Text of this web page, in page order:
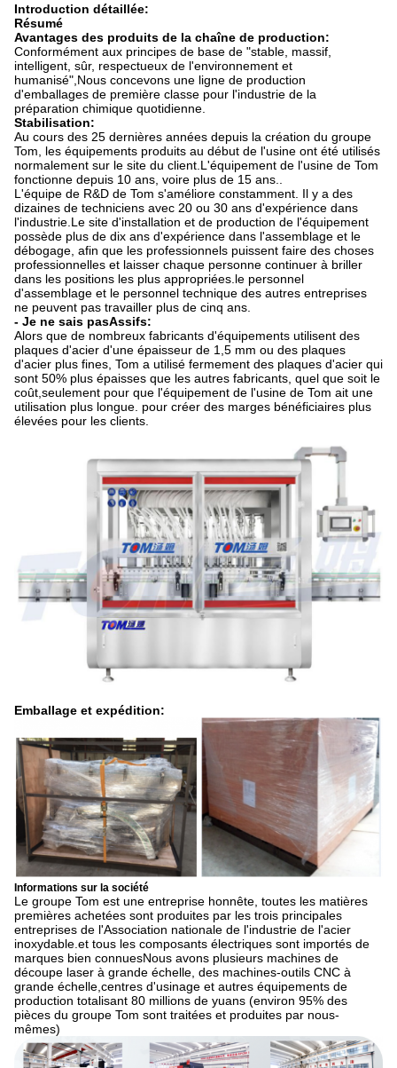
Introduction détaillée:
Résumé
Avantages des produits de la chaîne de production:
Conformément aux principes de base de "stable, massif,
intelligent, sûr, respectueux de l'environnement et
humanisé",Nous concevons une ligne de production
d'emballages de première classe pour l'industrie de la
préparation chimique quotidienne.
Stabilisation:
Au cours des 25 dernières années depuis la création du groupe
Tom, les équipements produits au début de l'usine ont été utilisés
normalement sur le site du client.L'équipement de l'usine de Tom
fonctionne depuis 10 ans, voire plus de 15 ans..
L'équipe de R&D de Tom s'améliore constamment. Il y a des
dizaines de techniciens avec 20 ou 30 ans d'expérience dans
l'industrie.Le site d'installation et de production de l'équipement
possède plus de dix ans d'expérience dans l'assemblage et le
débogage, afin que les professionnels puissent faire des choses
professionnelles et laisser chaque personne continuer à briller
dans les positions les plus appropriées.le personnel
d'assemblage et le personnel technique des autres entreprises
ne peuvent pas travailler plus de cinq ans.
- Je ne sais pasAssifs:
Alors que de nombreux fabricants d'équipements utilisent des
plaques d'acier d'une épaisseur de 1,5 mm ou des plaques
d'acier plus fines, Tom a utilisé fermement des plaques d'acier qui
sont 50% plus épaisses que les autres fabricants, quel que soit le
coût,seulement pour que l'équipement de l'usine de Tom ait une
utilisation plus longue. pour créer des marges bénéficiaires plus
élevées pour les clients.
Emballage et expédition:
Informations sur la société
Le groupe Tom est une entreprise honnête, toutes les matières
premières achetées sont produites par les trois principales
entreprises de l'Association nationale de l'industrie de l'acier
inoxydable.et tous les composants électriques sont importés de
marques bien connuesNous avons plusieurs machines de
découpe laser à grande échelle, des machines-outils CNC à
grande échelle,centres d'usinage et autres équipements de
production totalisant 80 millions de yuans (environ 95% des
pièces du groupe Tom sont traitées et produites par nous-
mêmes)